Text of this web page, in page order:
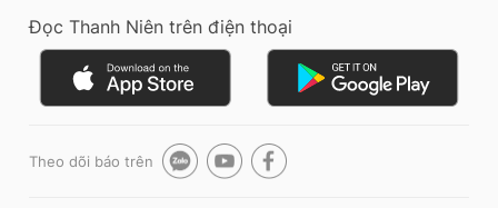
Đọc Thanh Niên trên điện thoại
Theo dõi báo trên